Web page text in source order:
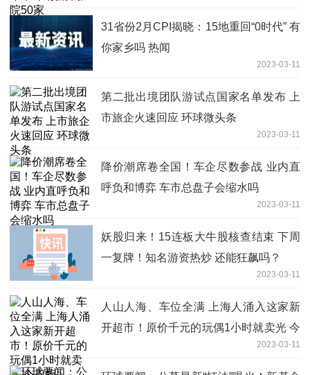
31省份2月CPI揭晓：15地重回“0时代” 有
你家乡吗 热闻
2023-03-11
第二批出境团队游试点国家名单发布 上
市旅企火速回应 环球微头条
2023-03-11
降价潮席卷全国！车企尽数参战 业内直
呼负和博弈 车市总盘子会缩水吗
2023-03-11
妖股归来！15连板大牛股核查结束 下周
一复牌！知名游资热炒 还能狂飙吗？
2023-03-11
人山人海、车位全满 上海人涌入这家新
开超市！原价千元的玩偶1小时就卖光 今
2023-03-11